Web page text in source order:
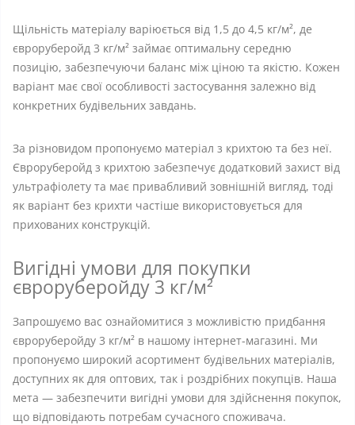
Щільність матеріалу варіюється від 1,5 до 4,5 кг/м², де
євроруберойд 3 кг/м² займає оптимальну середню
позицію, забезпечуючи баланс між ціною та якістю. Кожен
варіант має свої особливості застосування залежно від
конкретних будівельних завдань.
За різновидом пропонуємо матеріал з крихтою та без неї.
Євроруберойд з крихтою забезпечує додатковий захист від
ультрафіолету та має привабливий зовнішній вигляд, тоді
як варіант без крихти частіше використовується для
прихованих конструкцій.
Вигідні умови для покупки
євроруберойду 3 кг/м²
Запрошуємо вас ознайомитися з можливістю придбання
євроруберойду 3 кг/м² в нашому інтернет-магазині. Ми
пропонуємо широкий асортимент будівельних матеріалів,
доступних як для оптових, так і роздрібних покупців. Наша
мета — забезпечити вигідні умови для здійснення покупок,
що відповідають потребам сучасного споживача.